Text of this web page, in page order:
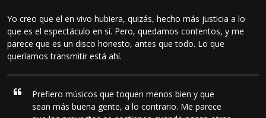
Yo creo que el en vivo hubiera, quizás, hecho más justicia a lo
que es el espectáculo en sí. Pero, quedamos contentos, y me
parece que es un disco honesto, antes que todo. Lo que
queríamos transmitir está ahí.
Prefiero músicos que toquen menos bien y que
sean más buena gente, a lo contrario. Me parece